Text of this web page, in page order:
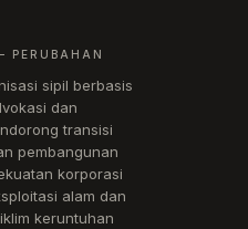
PERUBAHAN
sipil berbasis
dan
transisi
pembangunan
korporasi
alam dan
keruntuhan